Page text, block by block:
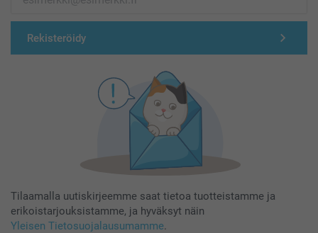
Rekisteröidy
Tilaamalla uutiskirjeemme saat tietoa tuotteistamme ja
erikoistarjouksistamme, ja hyväksyt näin
Yleisen Tietosuojalausumamme.